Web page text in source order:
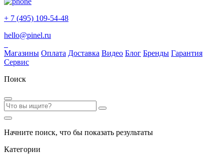
+ 7 (495) 109-54-48
hello@pinel.ru
Магазины Оплата Доставка Видео Блог Бренды Гарантия
Сервис
Поиск
Начните поиск, что бы показать результаты
Категории